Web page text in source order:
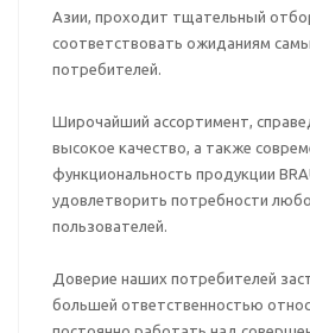
Азии, проходит тщательный
соответствовать ожиданиям
потребителей.
Широчайший ассортимент,
высокое качество, а также
функциональность продукции
удовлетворить потребности
пользователей.
Доверие наших потребителей
большей ответственностью